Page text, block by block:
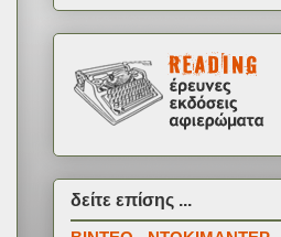
δείτε επίσης ...